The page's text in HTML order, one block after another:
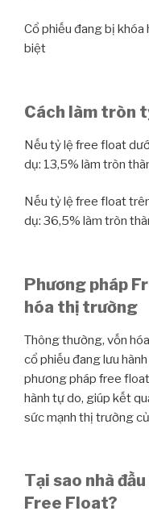
Cổ phiếu đang bị
biệt
Cách làm tròn
Nếu tỷ lệ free float
dụ: 13,5% làm tròn
Nếu tỷ lệ free float
dụ: 36,5% làm tròn
Phương pháp
hóa thị trường
Thông thường, vốn
cổ phiếu đang lưu
phương pháp free
hành tự do, giúp kết
sức mạnh thị trường
Tại sao nhà
Free Float?